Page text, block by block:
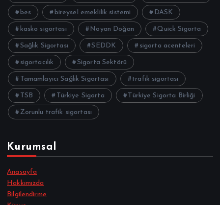
bes bireysel emeklilik sistemi DASK
kasko sigortası Noyan Doğan Quick Sigorta
Sağlık Sigortası SEDDK sigorta acenteleri
sigortacılık Sigorta Sektörü
Tamamlayıcı Sağlık Sigortası trafik sigortası
TSB Türkiye Sigorta Türkiye Sigorta Birliği
Zorunlu trafik sigortası
Kurumsal
Anasayfa
Hakkımızda
Bilgilendirme